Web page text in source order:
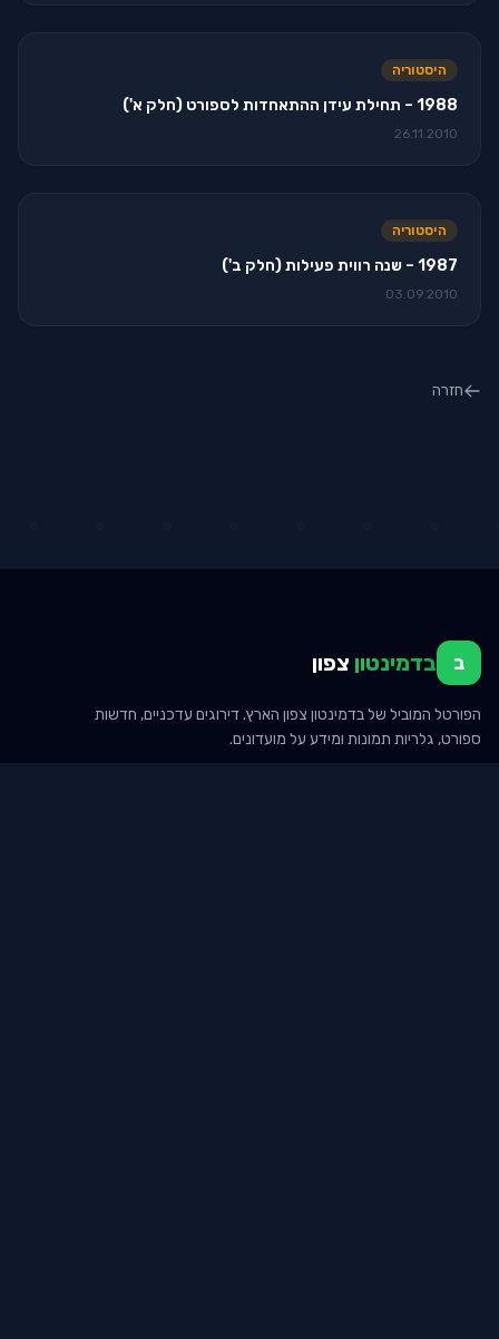
היסטוריה
1988 – תחילת עידן ההתאחדות לספורט (חלק א')
26.11.2010
היסטוריה
1987 – שנה רווית פעילות (חלק ב')
03.09.2010
חזרה
ב בדמינטון צפון
הפורטל המוביל של בדמינטון צפון הארץ. דירוגים עדכניים, חדשות
ספורט, גלריות תמונות ומידע על מועדונים.